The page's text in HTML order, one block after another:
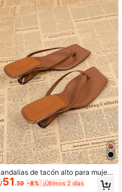
de tacón alto para mujer
puntera cuadrada y talón asimé
trico, sandalias tipo mula casuales
51 .59 -8% ¡Últimos 2 días